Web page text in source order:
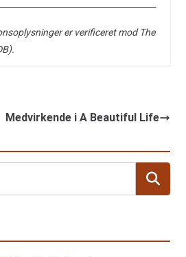
er verificeret mod The
Medvirkende i A Beautiful Life